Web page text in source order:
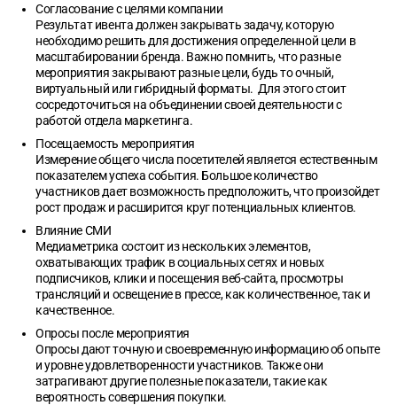
Согласование с целями компании
Результат ивента должен закрывать задачу, которую
необходимо решить для достижения определенной цели в
масштабировании бренда. Важно помнить, что разные
мероприятия закрывают разные цели, будь то очный,
виртуальный или гибридный форматы. Для этого стоит
сосредоточиться на объединении своей деятельности с
работой отдела маркетинга.
Посещаемость мероприятия
Измерение общего числа посетителей является естественным
показателем успеха события. Большое количество
участников дает возможность предположить, что произойдет
рост продаж и расширится круг потенциальных клиентов.
Влияние СМИ
Медиаметрика состоит из нескольких элементов,
охватывающих трафик в социальных сетях и новых
подписчиков, клики и посещения веб-сайта, просмотры
трансляций и освещение в прессе, как количественное, так и
качественное.
Опросы после мероприятия
Опросы дают точную и своевременную информацию об опыте
и уровне удовлетворенности участников. Также они
затрагивают другие полезные показатели, такие как
вероятность совершения покупки.